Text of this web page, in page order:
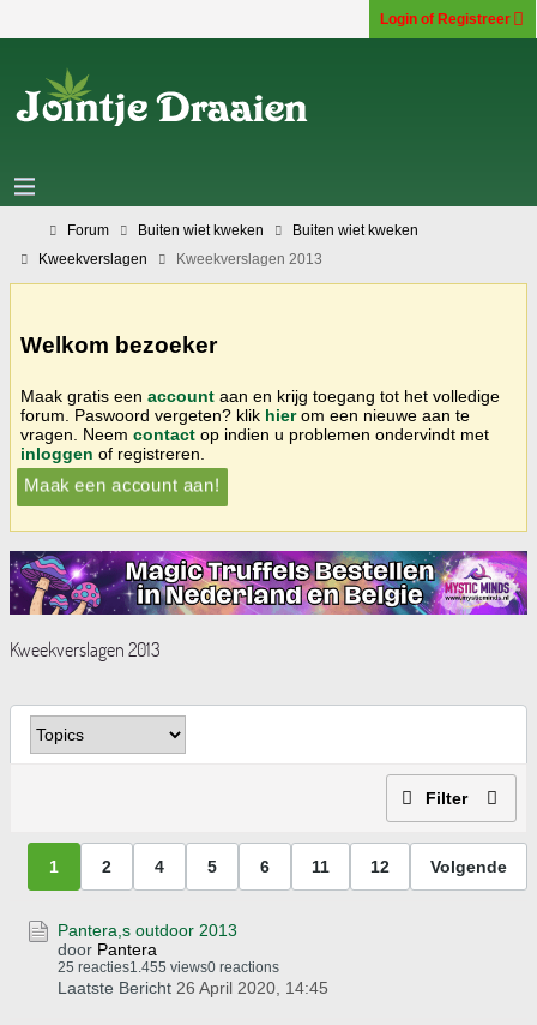
Login of Registreer
Forum Buiten wiet kweken
Buiten wiet kweken
Kweekverslagen
Kweekverslagen 2013
Welkom bezoeker
Maak gratis een account aan en krijg toegang tot het volledige
forum. Paswoord vergeten? klik hierom een nieuwe aan te
vragen. Neem contact op indien u problemen ondervindt met
inloggen of registreren.
Maak een account aan!
Kweekverslagen 2013
Filter
1 2 4 5 6 11 12 Volgende
Pantera,s outdoor 2013
door Pantera
25 reacties1.455 views0 reactions
Laatste Bericht 26 April 2020, 14:45